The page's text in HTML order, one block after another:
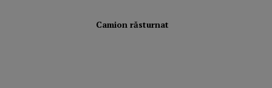
Camion răsturnat